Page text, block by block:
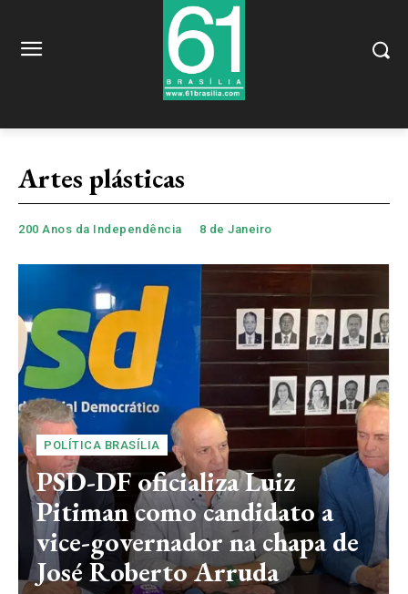
Artes plásticas
200 Anos da Independência 8 de Janeiro
POLÍTICA BRASÍLIA
PSD-DF oficializa Luiz
Pitiman como candidato a
vice-governador na chapa de
José Roberto Arruda